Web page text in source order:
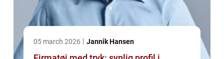
05 march 2026 Jannik Hansen